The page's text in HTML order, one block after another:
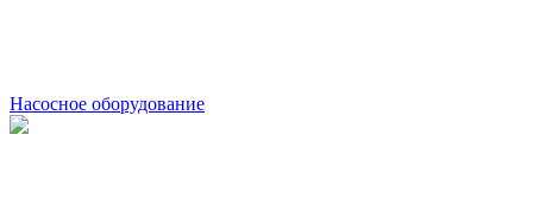
Насосное оборудование